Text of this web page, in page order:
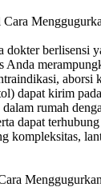
dokter berlisensi
Anda
aborsi
dapat kirim
rumah
dapat
kompleksitas,